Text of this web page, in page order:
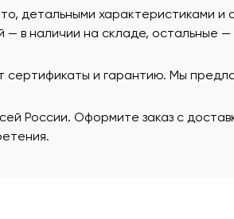
детальными характеристиками и
в наличии на складе, остальные —
сертификаты и гарантию. Мы
России. Оформите заказ с